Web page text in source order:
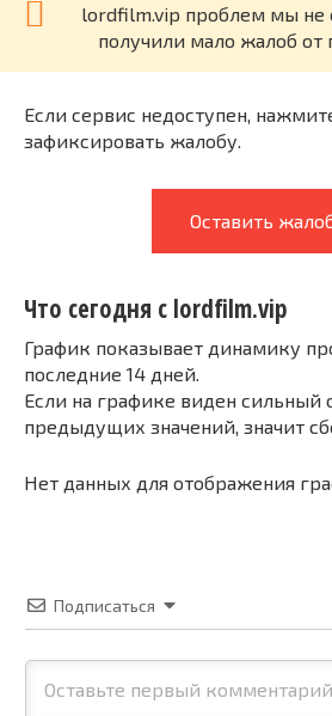
lordfilm.vip проблем мы не
получили мало жалоб от
Если сервис недоступен,
зафиксировать жалобу.
Оставить
Что сегодня с lordfilm.vip
График показывает динамику
последние 14 дней.
Если на графике виден сильный
предыдущих значений, значит
Нет данных для отображения
Подписаться